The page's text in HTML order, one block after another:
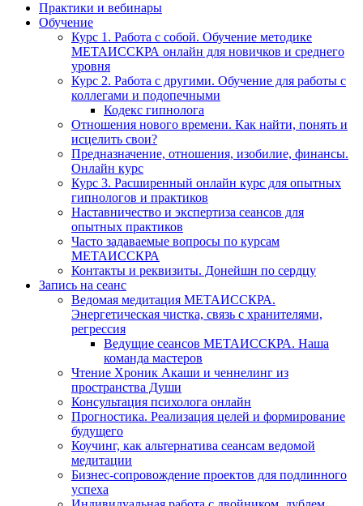
Практики и вебинары
Обучение
Курс 1. Работа с собой. Обучение методике
МЕТАИССКРА онлайн для новичков и среднего
уровня
Курс 2. Работа с другими. Обучение для работы с
коллегами и подопечными
Кодекс гипнолога
Отношения нового времени. Как найти, понять и
исцелить свои?
Предназначение, отношения, изобилие, финансы.
Онлайн курс
Курс 3. Расширенный онлайн курс для опытных
гипнологов и практиков
Наставничество и экспертиза сеансов для
опытных практиков
Часто задаваемые вопросы по курсам
МЕТАИССКРА
Контакты и реквизиты. Донейшн по сердцу
Запись на сеанс
Ведомая медитация МЕТАИССКРА.
Энергетическая чистка, связь с хранителями,
регрессия
Ведущие сеансов МЕТАИССКРА. Наша
команда мастеров
Чтение Хроник Акаши и ченнелинг из
пространства Души
Консультация психолога онлайн
Прогностика. Реализация целей и формирование
будущего
Коучинг, как альтернатива сеансам ведомой
медитации
Бизнес-сопровождение проектов для подлинного
успеха